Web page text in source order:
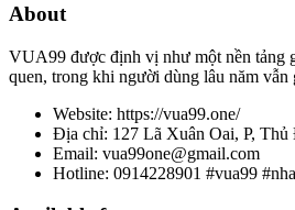
About
VUA99 được định vị như một nền tảng
quen, trong khi người dùng lâu năm
Website: https://vua99.one/
Địa chỉ: 127 Lã Xuân Oai, P,
Email: vua99one@gmail.com
Hotline: 0914228901 #vua99